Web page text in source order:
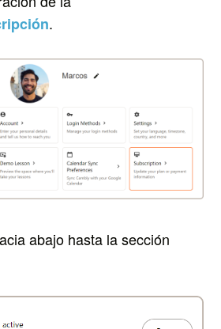
.
abajo hasta la sección